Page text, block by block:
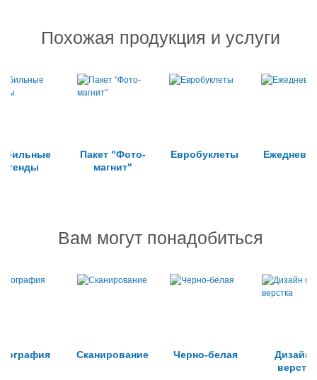
Похожая продукция и услуги
стенды
Пакет "Фото-
магнит"
Евробуклеты
Вам могут понадобиться
Сканирование Черно-белая
Дизайн
верстка